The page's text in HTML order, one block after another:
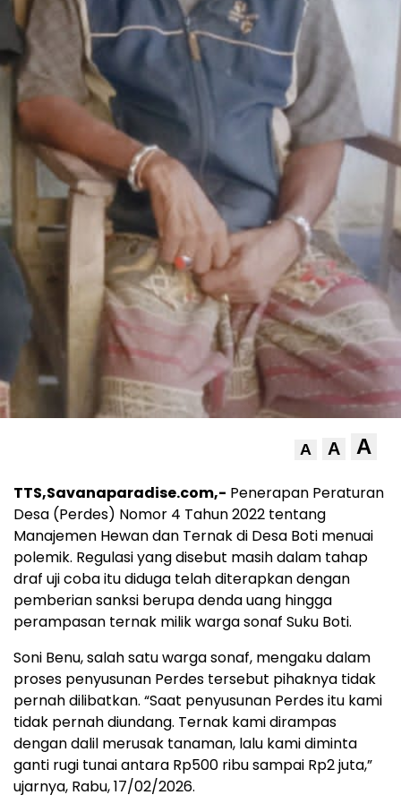
A A A
TTS,Savanaparadise.com,- Penerapan Peraturan
Desa (Perdes) Nomor 4 Tahun 2022 tentang
Manajemen Hewan dan Ternak di Desa Boti menuai
polemik. Regulasi yang disebut masih dalam tahap
draf uji coba itu diduga telah diterapkan dengan
pemberian sanksi berupa denda uang hingga
perampasan ternak milik warga sonaf Suku Boti.
Soni Benu, salah satu warga sonaf, mengaku dalam
proses penyusunan Perdes tersebut pihaknya tidak
pernah dilibatkan. “Saat penyusunan Perdes itu kami
tidak pernah diundang. Ternak kami dirampas
dengan dalil merusak tanaman, lalu kami diminta
ganti rugi tunai antara Rp500 ribu sampai Rp2 juta,”
ujarnya, Rabu, 17/02/2026.